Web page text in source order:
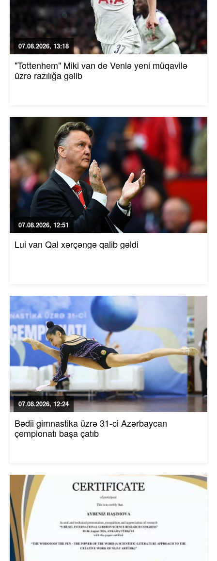
07.08.2026, 13:18
"Tottenhem" Miki van de Venlə yeni müqavilə
üzrə razılığa gəlib
07.08.2026, 12:51
Lui van Qal xərçəngə qalib gəldi
07.08.2026, 12:24
Bədii gimnastika üzrə 31-ci Azərbaycan
çempionatı başa çatıb